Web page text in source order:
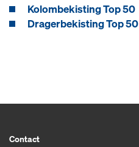
Kolombekisting Top 50
Dragerbekisting Top 50
Contact